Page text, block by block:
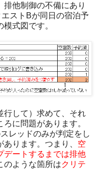
他制御の不備にあり
ストBが同日の宿泊予
式図です。
行して）求めて、それ
に問題があります。
レッドのみが判定をし
ります。つまり、 空
デートするまでは排他
のような箇所はクリテ